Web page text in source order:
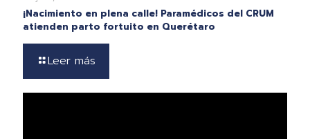
¡Nacimiento en plena calle! Paramédicos del CRUM
atienden parto fortuito en Querétaro
Leer más